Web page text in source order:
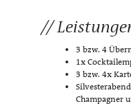
3 bzw. 4
1x
3 bzw. 4x
Champagner